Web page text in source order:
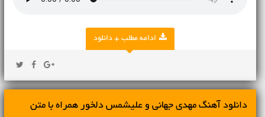
ادامه مطلب + دانلود
دانلود آهنگ مهدی جهانی و علیشمس دلخور همراه با متن